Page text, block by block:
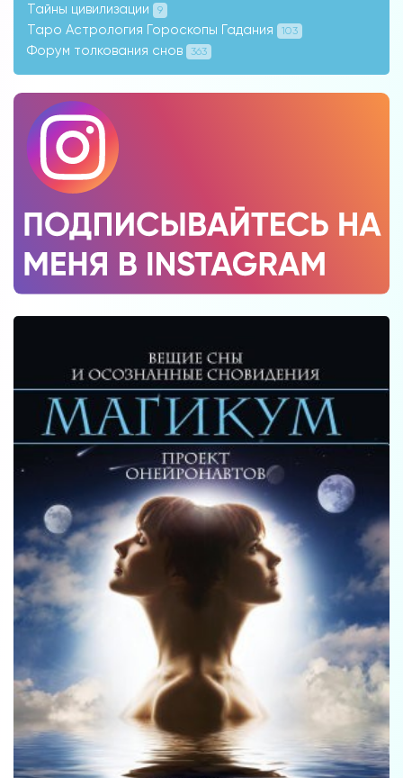
Тайны цивилизации 9
Таро Астрология Гороскопы Гадания 103
Форум толкования снов 363